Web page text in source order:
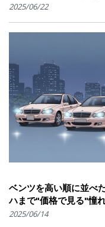
2025/06/22
ベンツを高い順に並べ
ハまで"価格で見る"憧
2025/06/14